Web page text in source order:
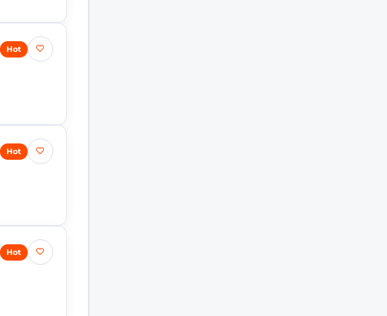
Hot
Hot
Hot